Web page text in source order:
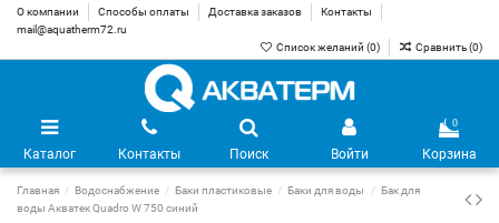
О компании Способы оплаты Доставка заказов
Контакты
mail@aquatherm72.ru
Список желаний (0) Сравнить (0)
Каталог Контакты Поиск Войти
0
Корзина
Главная Водоснабжение Баки пластиковые Баки для воды
Бак для
воды Акватек Quadro W 750 синий